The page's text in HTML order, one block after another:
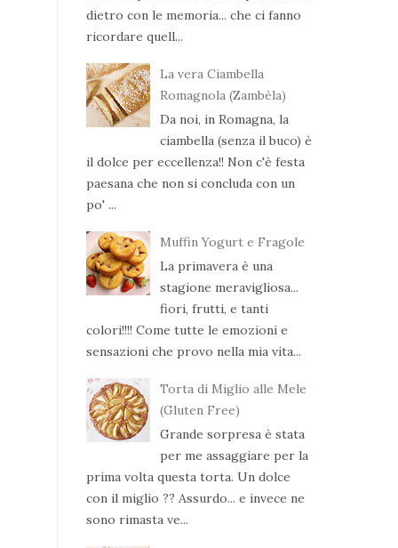
dietro con le memoria... che ci fanno
ricordare quell...
La vera Ciambella
Romagnola (Zambèla)
Da noi, in Romagna, la
ciambella (senza il buco) è
il dolce per eccellenza!! Non c'è festa
paesana che non si concluda con un
po' ...
Muffin Yogurt e Fragole
La primavera è una
stagione meravigliosa...
fiori, frutti, e tanti
colori!!!! Come tutte le emozioni e
sensazioni che provo nella mia vita...
Torta di Miglio alle Mele
(Gluten Free)
Grande sorpresa è stata
per me assaggiare per la
prima volta questa torta. Un dolce
con il miglio ?? Assurdo... e invece ne
sono rimasta ve...